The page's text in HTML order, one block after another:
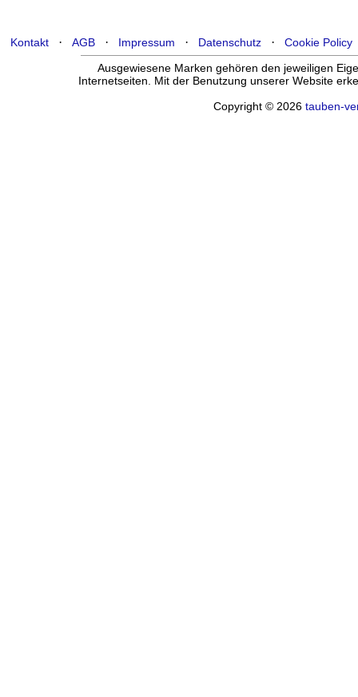
Kontakt· AGB· Impressum · Datenschutz· Cookie Policy
Ausgewiesene Marken gehören den jeweiligen
Internetseiten. Mit der Benutzung unserer Website
Copyright © 2026 tauben-